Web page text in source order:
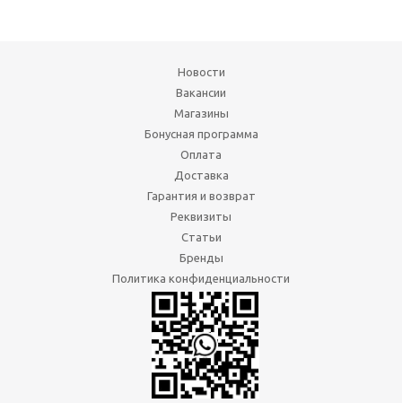
Новости
Вакансии
Магазины
Бонусная программа
Оплата
Доставка
Гарантия и возврат
Реквизиты
Статьи
Бренды
Политика конфиденциальности